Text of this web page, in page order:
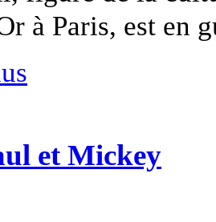
à Paris, est en
et Mickey